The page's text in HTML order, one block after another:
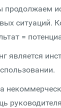
продолжаем
ситуаций.
=
является